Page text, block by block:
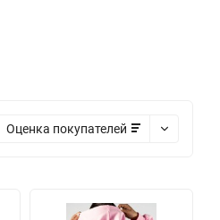
Оценка покупателей